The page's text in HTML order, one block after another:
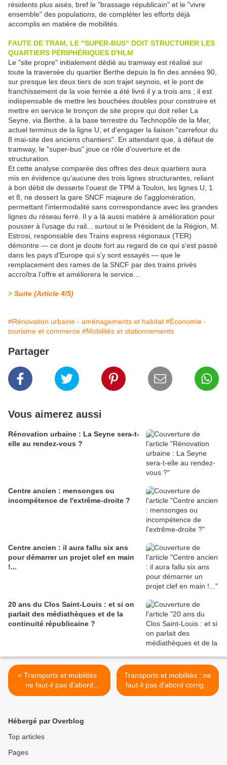
résidents plus aisés, bref le "brassage républicain" et le "vivre
ensemble" des populations, de compléter les efforts déjà
accomplis en matière de mobilités.
FAUTE DE TRAM, LE "SUPER-BUS" DOIT STRUCTURER LES
QUARTIERS PÉRIPHÉRIQUES D'HLM
Le "site propre" initialement dédié au tramway est réalisé sur
toute la traversée du quartier Berthe depuis la fin des années 90,
sur presque les deux tiers de son trajet seynois, et le pont de
franchissement de la voie ferrée a été livré il y a trois ans ; il est
indispensable de mettre les bouchées doubles pour construire et
mettre en service le tronçon de site propre qui doit relier La
Seyne, via Berthe, à la base terrestre du Technopôle de la Mer,
actuel terminus de la ligne U, et d'engager la liaison "carrefour du
8 mai-site des anciens chantiers". En attendant que, à défaut de
tramway, le "super-bus" joue ce rôle d'ouverture et de
structuration.
Et cette analyse comparée des offres des deux quartiers aura
mis en évidence qu'aucune des trois lignes structurantes, reliant
à bon débit de desserte l'ouest de TPM à Toulon, les lignes U, 1
et 8, ne dessert la gare SNCF majeure de l'agglomération,
permettant l'intermodalité sans correspondance avec les grandes
lignes du réseau ferré. Il y a là aussi matière à amélioration pour
pousser à l'usage du rail... surtout si le Président de la Région, M.
Estrosi, responsable des Trains express régionaux (TER)
démontre — ce dont je doute fort au regard de ce qui s'est passé
dans les pays d'Europe qui s'y sont essayés — que le
remplacement des rames de la SNCF par des trains privés
accroîtra l'offre et améliorera le service...
> Suite (Article 4/5)
#Rénovation urbaine - aménagements et habitat #Économie -
tourisme et commerce #Mobilités et stationnements
Partager
Vous aimerez aussi
Rénovation urbaine : La Seyne sera-t-
elle au rendez-vous ?
Centre ancien : mensonges ou
incompétence de l'extrême-droite ?
Centre ancien : il aura fallu six ans
pour démarrer un projet clef en main
!...
20 ans du Clos Saint-Louis : et si on
parlait des médiathèques et de la
continuité républicaine ?
< Transports et mobilités :
ne faut-il pas d'abord
corriger les inégalités
Transports et mobilités : ne
faut-il pas d'abord corriger
les inégalités territoriales ?
Hébergé par Overblog
Top articles
Pages